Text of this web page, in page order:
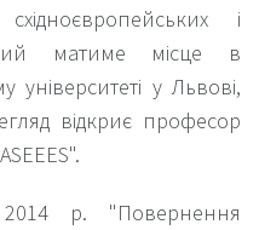
і
матиме місце в
університеті у Львові,
відкриє професор
р. "Повернення